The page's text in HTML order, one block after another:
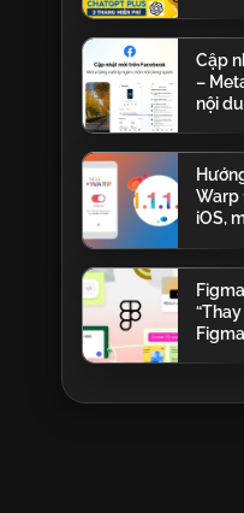
Cập
–
nội
Warp
iOS,